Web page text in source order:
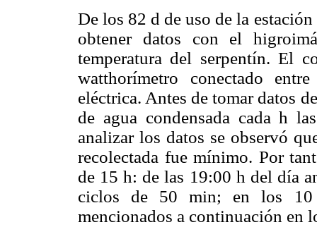
De los 82 d de uso de la
obtener datos con el
temperatura del serpentín. El
watthorímetro conectado
eléctrica. Antes de tomar datos
de agua condensada cada h
analizar los datos se observó
recolectada fue mínimo. Por
de 15 h: de las 19:00 h del día
ciclos de 50 min; en los 10
mencionados a continuación en